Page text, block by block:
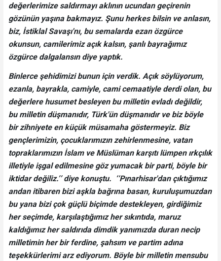
değerlerimize saldırmayı aklının ucundan geçirenin
gözünün yaşına bakmayız. Şunu herkes bilsin ve anlasın,
biz, İstiklal Savaşı'nı, bu semalarda ezan özgürce
okunsun, camilerimiz açık kalsın, şanlı bayrağımız
özgürce dalgalansın diye yaptık.
Binlerce şehidimizi bunun için verdik. Açık söylüyorum,
ezanla, bayrakla, camiyle, cami cemaatiyle derdi olan, bu
değerlere husumet besleyen bu milletin evladı değildir,
bu milletin düşmanıdır, Türk'ün düşmanıdır ve biz böyle
bir zihniyete en küçük müsamaha göstermeyiz. Biz
gençlerimizin, çocuklarımızın zehirlenmesine, vatan
topraklarımızın İslam ve Müslüman karşıtı lümpen ırkçılık
illetiyle işgal edilmesine göz yumacak bir parti, böyle bir
iktidar değiliz.’’ diye konuştu. ‘‘Pınarhisar'dan çıktığımız
andan itibaren bizi aşkla bağrına basan, kuruluşumuzdan
bu yana bizi çok güçlü biçimde destekleyen, girdiğimiz
her seçimde, karşılaştığımız her sıkıntıda, maruz
kaldığımız her saldırıda dimdik yanımızda duran necip
milletimin her bir ferdine, şahsım ve partim adına
teşekkürlerimi arz ediyorum. Böyle bir milletin mensubu